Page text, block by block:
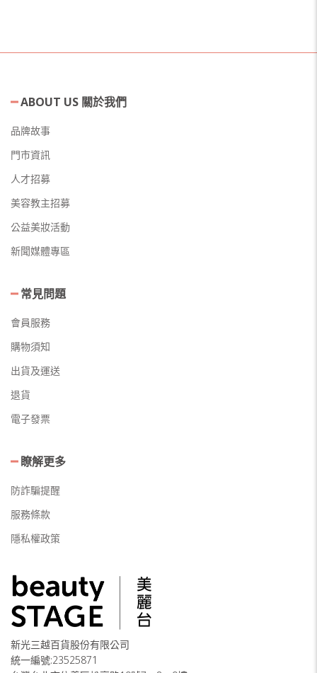
ABOUT US 關於我們
品牌故事
門市資訊
人才招募
美容教主招募
公益美妝活動
新聞媒體專區
常見問題
會員服務
購物須知
出貨及運送
退貨
電子發票
瞭解更多
防詐騙提醒
服務條款
隱私權政策
新光三越百貨股份有限公司
統一編號:23525871